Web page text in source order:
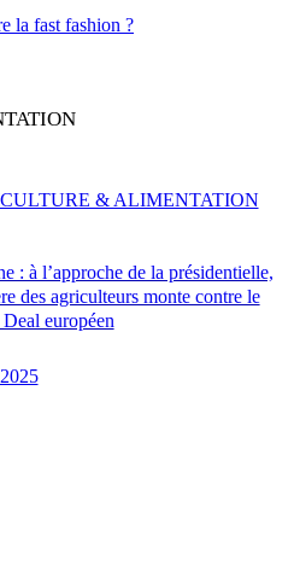
la fast fashion ?
: à l’approche de la présidentielle,
des agriculteurs monte contre le
européen
& ALIMENTATION